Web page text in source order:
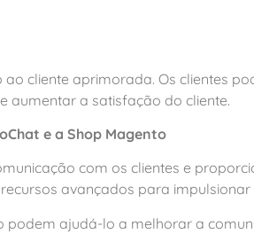
cliente aprimorada. Os clientes
aumentar a satisfação do cliente.
e a Shop Magento
com os clientes e
avançados para
ajudá-lo a melhorar a